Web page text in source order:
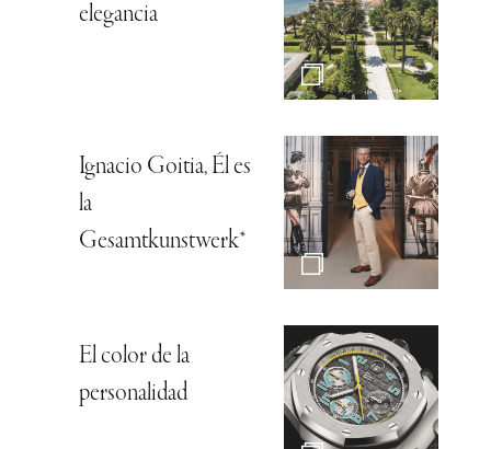
elegancia
Ignacio Goitia, Él es
la
Gesamtkunstwerk*
El color de la
personalidad